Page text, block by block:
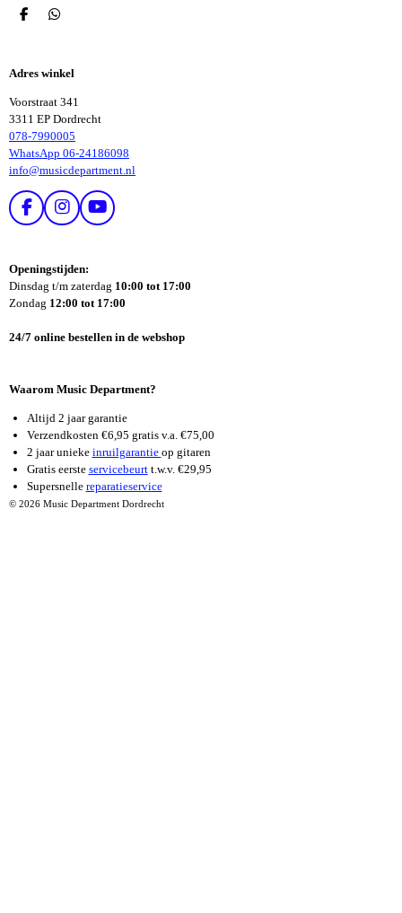
D
N
D
N
Adres winkel
Voorstraat 341
3311 EP Dordrecht
078-7990005
WhatsApp 06-24186098
info@musicdepartment.nl
F
B
O
I
T
A
R
M
Y
U
E
Openingstijden:
Dinsdag t/m zaterdag 10:00 tot 17:00
Zondag 12:00 tot 17:00
24/7 online bestellen in de webshop
Waarom Music Department?
Altijd 2 jaar garantie
Verzendkosten €6,95 gratis v.a. €75,00
2 jaar unieke inruilgarantie op gitaren
Gratis eerste servicebeurtt.w.v. €29,95
Supersnelle reparatieservice
© 2026 Music Department Dordrecht